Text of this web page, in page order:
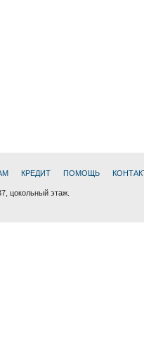
КРЕДИТ ПОМОЩЬ
цокольный этаж.